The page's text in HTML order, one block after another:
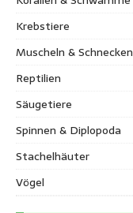
Krebstiere
Muscheln & Schnecken
Reptilien
Säugetiere
Spinnen & Diplopoda
Stachelhäuter
Vögel